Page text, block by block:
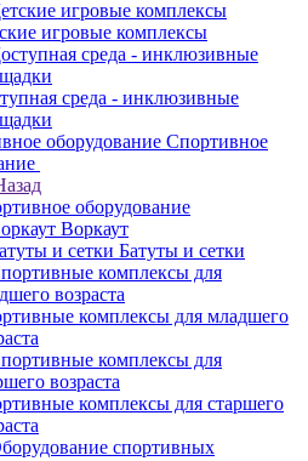
игровые комплексы
среда - инклюзивные
Спортивное
оборудование
Воркаут
Батуты и сетки
комплексы для младшего
комплексы для старшего